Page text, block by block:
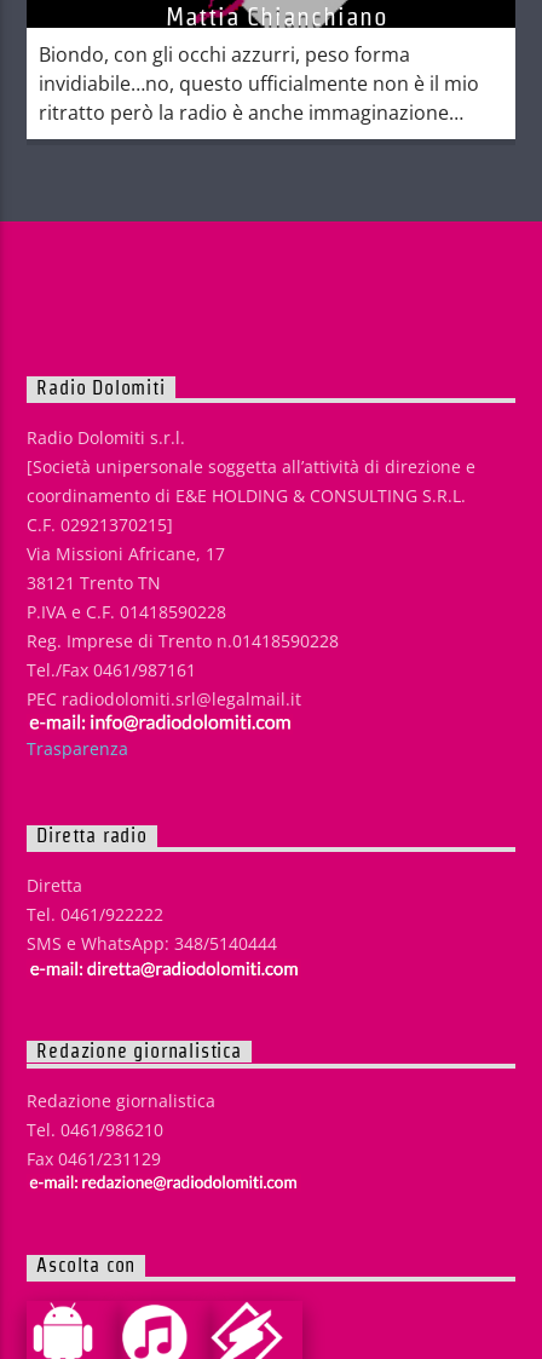
Mattia Chianchiano
Biondo, con gli occhi azzurri, peso forma
invidiabile…no, questo ufficialmente non è il mio
ritratto però la radio è anche immaginazione
quindi facciamo finta che sia così. La radio è stato
maestre delle elementari, che erano ormai
Radio Dolomiti
Radio Dolomiti s.r.l.
[Società unipersonale soggetta all’attività di direzione e
coordinamento di E&E HOLDING & CONSULTING S.R.L.
C.F. 02921370215]
Via Missioni Africane, 17
38121 Trento TN
P.IVA e C.F. 01418590228
Reg. Imprese di Trento n.01418590228
Tel./Fax 0461/987161
PEC radiodolomiti.srl@legalmail.it
Trasparenza
Diretta radio
Diretta
Tel. 0461/922222
SMS e WhatsApp: 348/5140444
Redazione giornalistica
Redazione giornalistica
Tel. 0461/986210
Fax 0461/231129
Ascolta con